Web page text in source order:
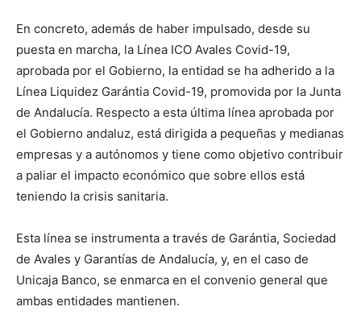
En concreto, además de haber impulsado, desde su
puesta en marcha, la Línea ICO Avales Covid-19,
aprobada por el Gobierno, la entidad se ha adherido a la
Línea Liquidez Garántia Covid-19, promovida por la Junta
de Andalucía. Respecto a esta última línea aprobada por
el Gobierno andaluz, está dirigida a pequeñas y medianas
empresas y a autónomos y tiene como objetivo contribuir
a paliar el impacto económico que sobre ellos está
teniendo la crisis sanitaria.
Esta línea se instrumenta a través de Garántia, Sociedad
de Avales y Garantías de Andalucía, y, en el caso de
Unicaja Banco, se enmarca en el convenio general que
ambas entidades mantienen.